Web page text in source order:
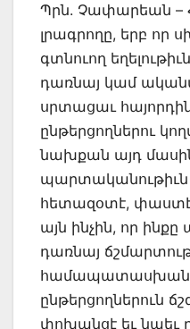
Պրն. Չափարեան –
լրագրողը, երբ որ
գտնուող
դառնայ կամ
սրտացաւ
ընթերցողներու
նախքան այդ մասին
պարտականութիւն
հետազօտէ,
այն ինչին, որ
դառնայ
ընթերցողներուն
փոխանցէ եւ նաեւ